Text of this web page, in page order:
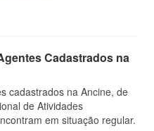
Cadastrados na
cadastrados na Ancine, de
de Atividades
em situação regular.